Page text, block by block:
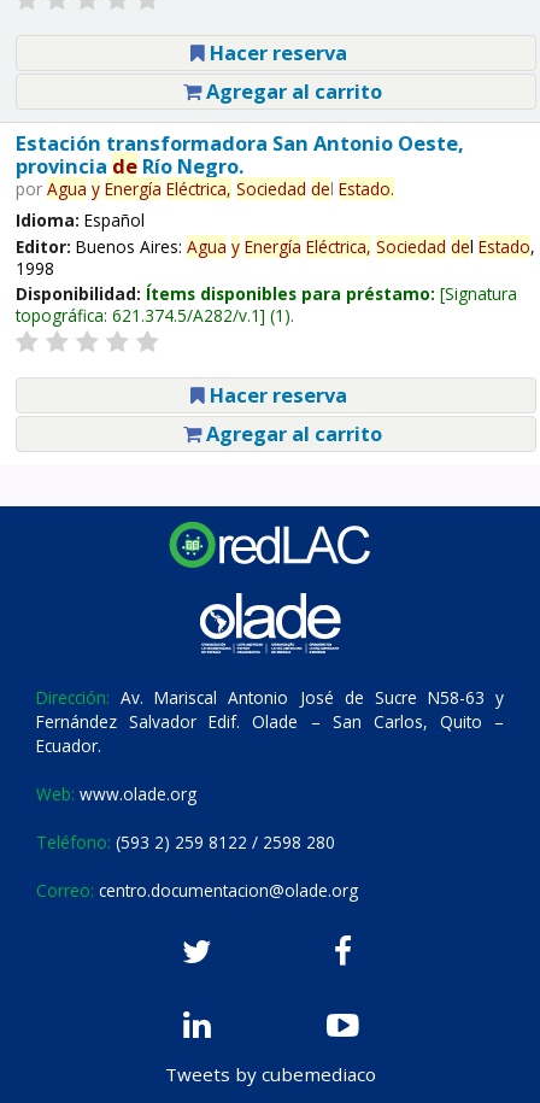
Hacer reserva
Agregar al carrito
Estación transformadora San Antonio Oeste,
provincia deRío Negro.
por Agua y Energía Eléctrica, Sociedad del Estado.
Idioma: Español
Editor: Buenos Aires: Agua y Energía Eléctrica, Sociedad del Estado,
1998
Disponibilidad: Ítems disponibles para préstamo: Signatura
topográfica: 621.374.5/A282/v.1 (1).
Hacer reserva
Agregar al carrito
Dirección: Av. Mariscal Antonio José de Sucre N58-63 y
Fernández Salvador Edif. Olade – San Carlos, Quito –
Ecuador.
Web: www.olade.org
Teléfono: (593 2) 259 8122 / 2598 280
Correo: centro.documentacion@olade.org
Tweets by cubemediaco